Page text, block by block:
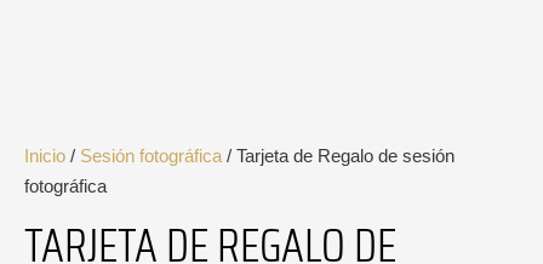
Inicio / Sesión fotográfica / Tarjeta de Regalo de sesión
fotográfica
TARJETA DE REGALO DE